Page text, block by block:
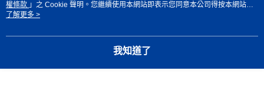
權條款 」之 Cookie 聲明。您繼續使用本網站即表示您同意本公司得按本網站使
用條款之 Cookie 聲明使用 cookie。
了解更多 >
我知道了